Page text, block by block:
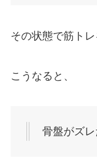
その状態で筋ト
こうなると、
骨盤がズ